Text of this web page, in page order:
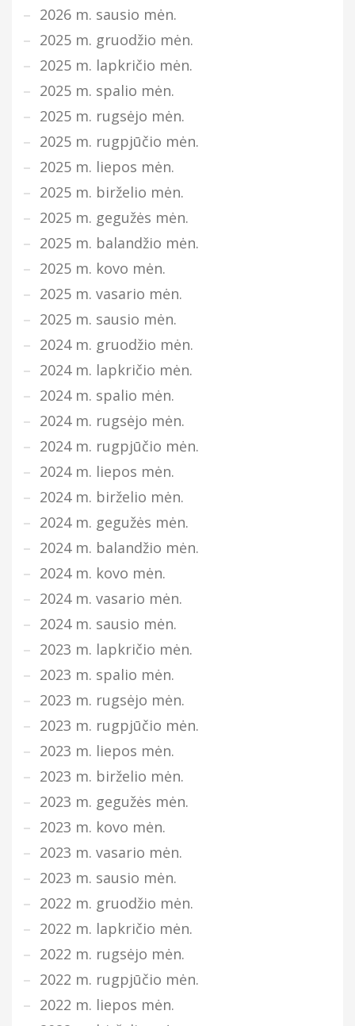
2026 m. sausio mėn.
2025 m. gruodžio mėn.
2025 m. lapkričio mėn.
2025 m. spalio mėn.
2025 m. rugsėjo mėn.
2025 m. rugpjūčio mėn.
2025 m. liepos mėn.
2025 m. birželio mėn.
2025 m. gegužės mėn.
2025 m. balandžio mėn.
2025 m. kovo mėn.
2025 m. vasario mėn.
2025 m. sausio mėn.
2024 m. gruodžio mėn.
2024 m. lapkričio mėn.
2024 m. spalio mėn.
2024 m. rugsėjo mėn.
2024 m. rugpjūčio mėn.
2024 m. liepos mėn.
2024 m. birželio mėn.
2024 m. gegužės mėn.
2024 m. balandžio mėn.
2024 m. kovo mėn.
2024 m. vasario mėn.
2024 m. sausio mėn.
2023 m. lapkričio mėn.
2023 m. spalio mėn.
2023 m. rugsėjo mėn.
2023 m. rugpjūčio mėn.
2023 m. liepos mėn.
2023 m. birželio mėn.
2023 m. gegužės mėn.
2023 m. kovo mėn.
2023 m. vasario mėn.
2023 m. sausio mėn.
2022 m. gruodžio mėn.
2022 m. lapkričio mėn.
2022 m. rugsėjo mėn.
2022 m. rugpjūčio mėn.
2022 m. liepos mėn.